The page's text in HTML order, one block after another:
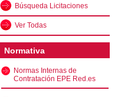
Búsqueda Licitaciones
Ver Todas
Normativa
Normas Internas de
Contratación EPE Red.es